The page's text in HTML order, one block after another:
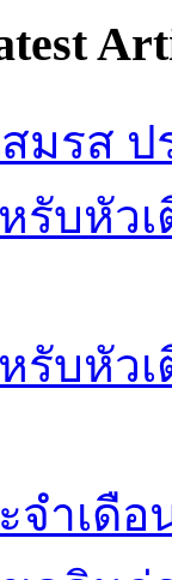
มรส ป
รับหัว
รับหัว
จำเดือ